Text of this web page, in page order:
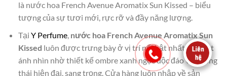
là nước hoa French Avenue Aromatix Sun Kissed – biểu
tượng của sự tươi mới, rực rỡ và đầy năng lượng.
Tại Y Perfume, nước hoa French Avenue Aromatix Sun
Kissed luôn được trưng bày ở vị trí nổi bật nhất, thu hút
ánh nhìn nhờ thiết kế ombre xanh ngọc độc đáo và phong
thái hiện đại, sang trọng. Cửa hàng luôn nhập về sản